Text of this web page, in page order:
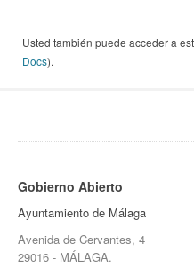
Usted también puede acceder a
Docs).
Gobierno Abierto
Ayuntamiento de Málaga
Avenida de Cervantes, 4
29016 - MÁLAGA.